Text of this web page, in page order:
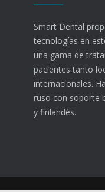
Smart Dental
tecnologías en
una gama de
pacientes tanto
internacionales.
ruso con soporte
y finlandés.